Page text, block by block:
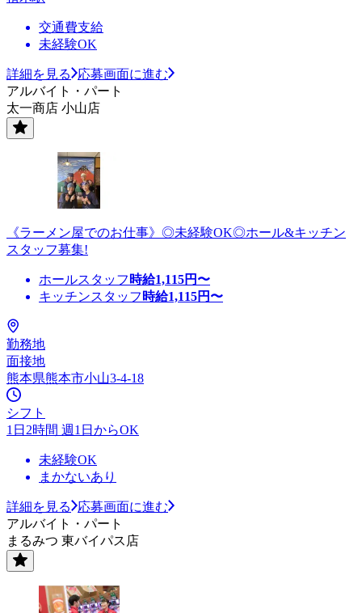
交通費支給
未経験OK
詳細を見る
応募画面に進む
アルバイト・パート
太一商店 小山店
《ラーメン屋でのお仕事》◎未経験OK◎ホール&キッチン
スタッフ募集!
ホールスタッフ 時給1,115円〜
キッチンスタッフ 時給1,115円〜
勤務地
面接地
熊本県熊本市小山3-4-18
シフト
1日2時間 週1日からOK
未経験OK
まかないあり
詳細を見る
応募画面に進む
アルバイト・パート
まるみつ 東バイパス店